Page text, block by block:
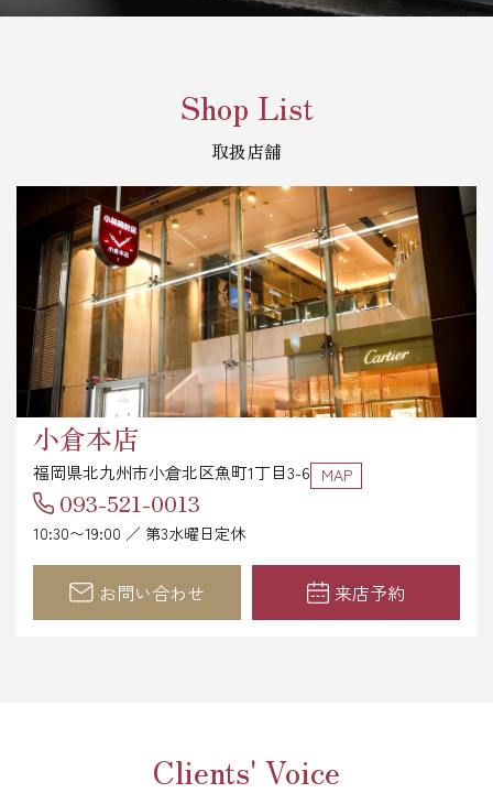
Shop List
取扱店舗
小倉本店
福岡県北九州市小倉北区魚町1丁目3-6 MAP
093-521-0013
10:30〜19:00 ／ 第3水曜日定休
お問い合わせ 来店予約
Clients' Voice